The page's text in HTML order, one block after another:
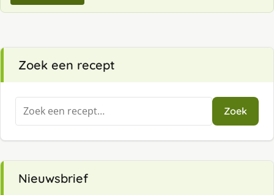
Zoek een recept
Zoeken
naar:
Zoek
Nieuwsbrief